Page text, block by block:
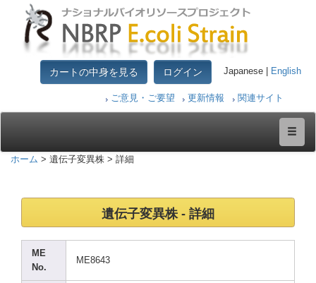
カートの中身を見る ログイン Japanese | English
ご意見・ご要望 更新情報 関連サイト
ホーム > 遺伝子変異株 > 詳細
遺伝子変異株 - 詳細
ME
No.
ME8643